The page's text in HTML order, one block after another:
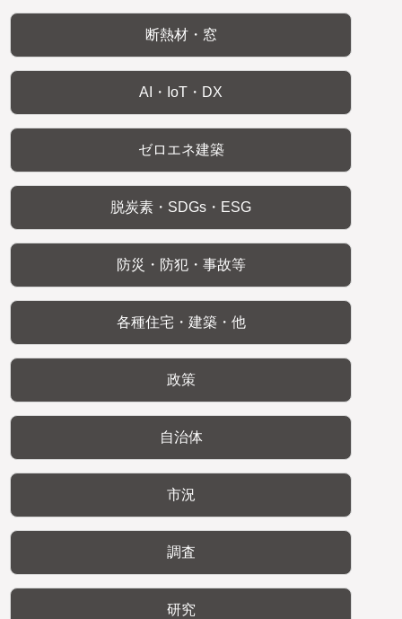
断熱材・窓
AI・IoT・DX
ゼロエネ建築
脱炭素・SDGs・ESG
防災・防犯・事故等
各種住宅・建築・他
政策
自治体
市況
調査
研究